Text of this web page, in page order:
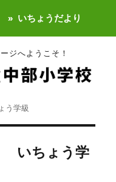
ジへようこそ！
いちょうだより
う学級
いちょう学